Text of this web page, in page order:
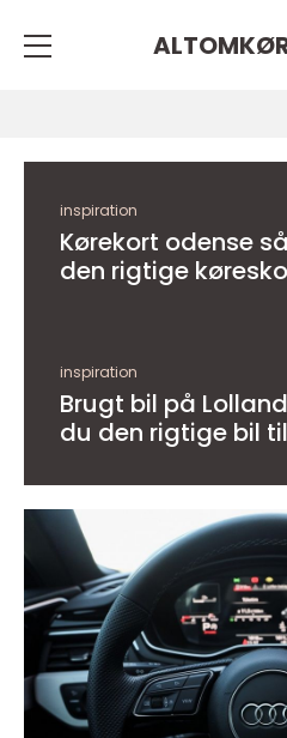
inspiration
Kørekort odense sådan vælger du
den rigtige
inspiration
Brugt bil på
du den rigtige bil